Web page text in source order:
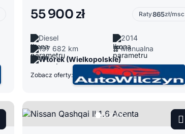
55 900 zł Raty865zł/msc
Diesel
2014
197 682 km
Manualna
Wtórek (Wielkopolskie)
Zobacz oferty: